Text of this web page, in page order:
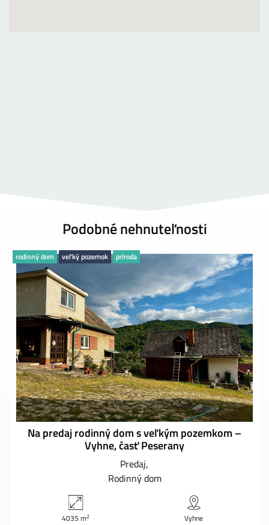
Podobné nehnuteľnosti
rodinný dom veľký pozemok príroda
Na predaj rodinný dom s veľkým pozemkom –
Vyhne, časť Peserany
Predaj
Rodinný dom
4035 m2 Vyhne